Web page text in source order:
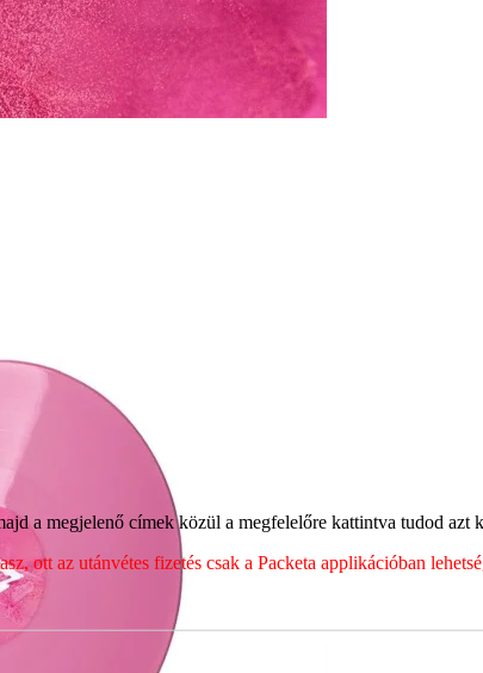
a megjelenő címek közül a megfelelőre kattintva tudod azt
ott az utánvétes fizetés csak a Packeta applikációban